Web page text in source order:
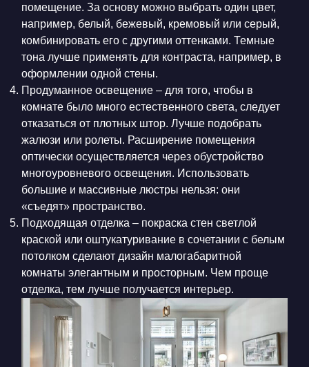
помещение. За основу можно выбрать один цвет,
например, белый, бежевый, кремовый или серый,
комбинировать его с другими оттенками. Темные
тона лучше применять для контраста, например, в
оформлении одной стены.
Продуманное освещение – для того, чтобы в
комнате было много естественного света, следует
отказаться от плотных штор. Лучше подобрать
жалюзи или ролеты. Расширение помещения
оптически осуществляется через обустройство
многоуровневого освещения. Использовать
большие и массивные люстры нельзя: они
«съедят» пространство.
Подходящая отделка – покраска стен светлой
краской или оштукатуривание в сочетании с белым
потолком сделают дизайн малогабаритной
комнаты элегантным и просторным. Чем проще
отделка, тем лучше получается интерьер.